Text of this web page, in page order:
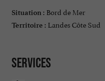
Situation : Bord de Mer
Territoire : Landes Côte Sud
Services